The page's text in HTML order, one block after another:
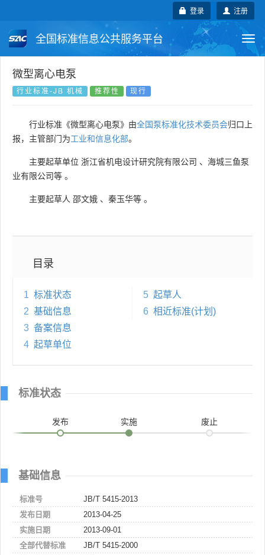
注册
登录
全国标准信息公共服务平台
国家标准
国外标准 技术委员会
微型离心电泵
行业标准-JB 机械 推荐性 现行
行业标准《微型离心电泵》由全国泵标准化技术委员会归口上
报，主管部门为工业和信息化部。
主要起草单位 浙江省机电设计研究院有限公司 、 海城三鱼泵
业有限公司等 。
主要起草人 邵文娥 、 秦玉华等 。
目录
1 标准状态
2 基础信息
3 备案信息
4 起草单位
5 起草人
6 相近标准(计划)
标准状态
发布 实施 废止
基础信息
标准号
JB/T 5415-2013
发布日期
2013-04-25
实施日期
2013-09-01
全部代替标准
JB/T 5415-2000